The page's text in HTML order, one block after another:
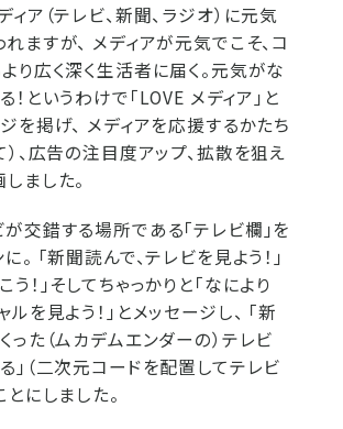
ィア（テレビ、新聞、ラジオ）に元気
ますが、 メディアが元気でこそ、コ
り広く深く生活者に届く。元気がな
！というわけで「LOVE メディア」と
を掲げ、 メディアを応援するかたち
）、広告の注目度アップ、拡散を狙え
ました。
交錯する場所である「テレビ欄」を
。 「新聞読んで、テレビを見よう！」
う！」そしてちゃっかりと「なにより
ルを見よう！」とメッセージし、 「新
った（ムカデムエンダーの）テレビ
」（二次元コードを配置してテレビ
にしました。